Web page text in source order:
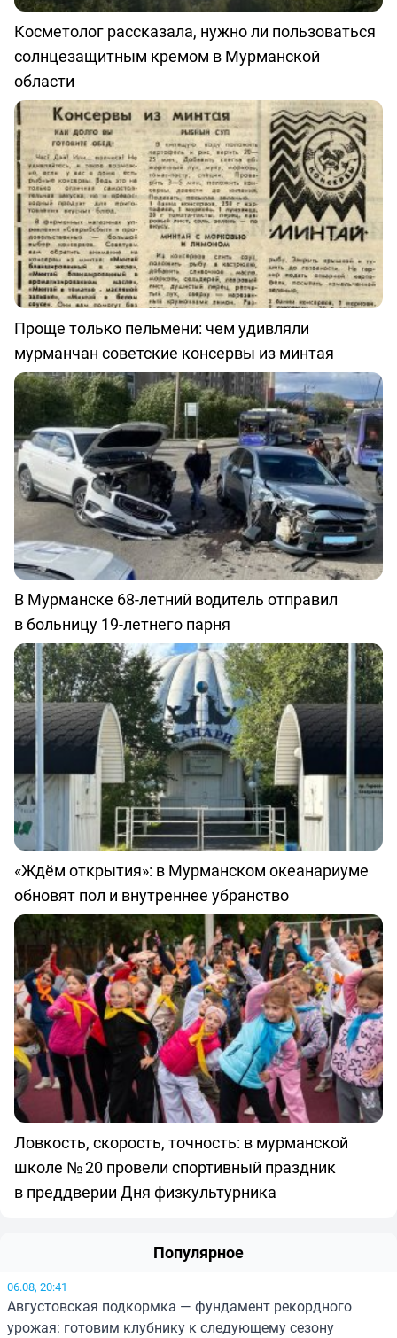
Косметолог рассказала, нужно ли пользоваться
солнцезащитным кремом в Мурманской
области
Проще только пельмени: чем удивляли
мурманчан советские консервы из минтая
В Мурманске 68-летний водитель отправил
в больницу 19-летнего парня
«Ждём открытия»: в Мурманском океанариуме
обновят пол и внутреннее убранство
Ловкость, скорость, точность: в мурманской
школе № 20 провели спортивный праздник
в преддверии Дня физкультурника
Популярное
06.08, 20:41
Августовская подкормка — фундамент рекордного
урожая: готовим клубнику к следующему сезону